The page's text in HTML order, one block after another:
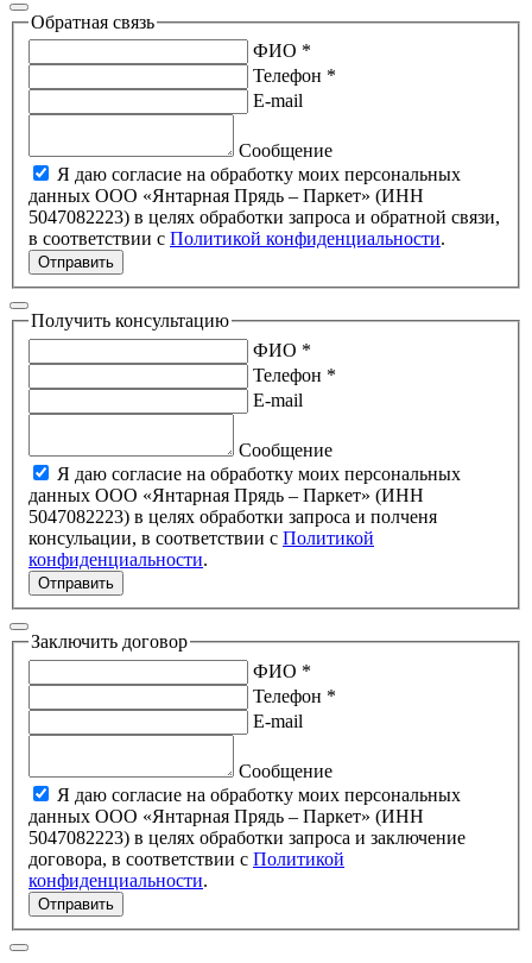
Обратная связь
ФИО *
Телефон *
E-mail
Сообщение
Я даю согласие на обработку моих персональных
данных ООО «Янтарная Прядь – Паркет» (ИНН
5047082223) в целях обработки запроса и обратной связи,
в соответствии с Политикой конфиденциальности.
Отправить
Получить консультацию
ФИО *
Телефон *
E-mail
Сообщение
Я даю согласие на обработку моих персональных
данных ООО «Янтарная Прядь – Паркет» (ИНН
5047082223) в целях обработки запроса и полченя
консульации, в соответствии с Политикой
конфиденциальности.
Отправить
Заключить договор
ФИО *
Телефон *
E-mail
Сообщение
Я даю согласие на обработку моих персональных
данных ООО «Янтарная Прядь – Паркет» (ИНН
5047082223) в целях обработки запроса и заключение
договора, в соответствии с Политикой
конфиденциальности.
Отправить